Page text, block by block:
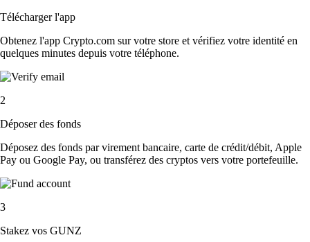
Télécharger l'app
Obtenez l'app Crypto.com sur votre store et vérifiez votre identité en
quelques minutes depuis votre téléphone.
2
Déposer des fonds
Déposez des fonds par virement bancaire, carte de crédit/débit, Apple
Pay ou Google Pay, ou transférez des cryptos vers votre portefeuille.
3
Stakez vos GUNZ